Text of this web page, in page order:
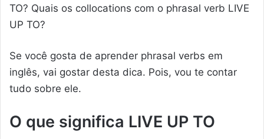
TO? Quais os collocations com o phrasal verb LIVE
UP TO?
Se você gosta de aprender phrasal verbs em
inglês, vai gostar desta dica. Pois, vou te contar
tudo sobre ele.
O que significa LIVE UP TO